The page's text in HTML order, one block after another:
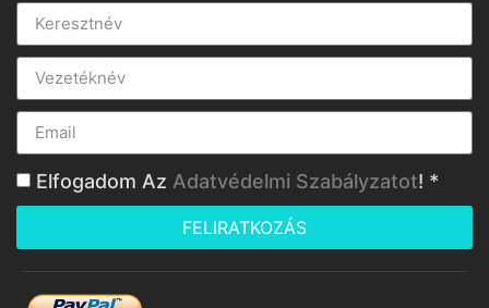
Elfogadom Az Adatvédelmi Szabályzatot! *
FELIRATKOZÁS